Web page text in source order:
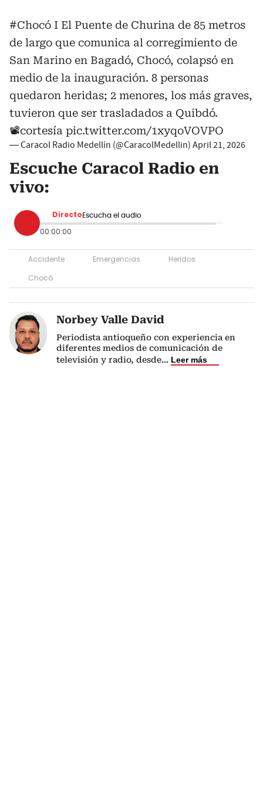
#Chocó I El Puente de Churina de 85 metros
de largo que comunica al corregimiento de
San Marino en Bagadó, Chocó, colapsó en
medio de la inauguración. 8 personas
quedaron heridas; 2 menores, los más graves,
tuvieron que ser trasladados a Quibdó.
📽️cortesía pic.twitter.com/1xyqoVOVPO
— Caracol Radio Medellín (@CaracolMedellin) April 21, 2026
Escuche Caracol Radio en
vivo:
Directo Escucha el audio
00:00:00
Accidente Emergencias
Heridos
Chocó
Norbey Valle David
Periodista antioqueño con experiencia en
diferentes medios de comunicación de
televisión y radio, desde... Leer más